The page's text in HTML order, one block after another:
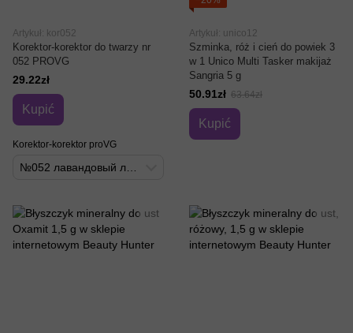
Artykuł: kor052
Korektor-korektor do twarzy nr
052 PROVG
29.22zł
Kupić
Korektor-korektor proVG
Artykuł: unico12
Szminka, róż i cień do powiek 3
w 1 Unico Multi Tasker makijaż
Sangria 5 g
50.91zł 63.64zł
Kupić